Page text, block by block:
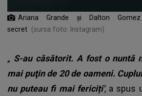
Ariana Grande și Dalton
secret (sursa foto: Instagram)
„ S-au căsătorit. A fost o nuntă
mai puţin de 20 de oameni.
nu puteau fi mai fericiți', a spus